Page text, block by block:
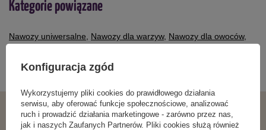
Kategorie powiązane
Nawozy uniwersalne Nawozy dla warzyw, Nawozy dla owoców,
Ekologiczne nawozy granulowane,Oborniki granulowane,
MONTH,Nasz wybór ,
Podobne produkty
Konfiguracja zgód
Wykorzystujemy pliki cookies do prawidłowego działania
serwisu, aby oferować funkcje społecznościowe, analizować
ruch i prowadzić działania marketingowe - zarówno przez nas,
jak i naszych Zaufanych Partnerów. Pliki cookies służą również